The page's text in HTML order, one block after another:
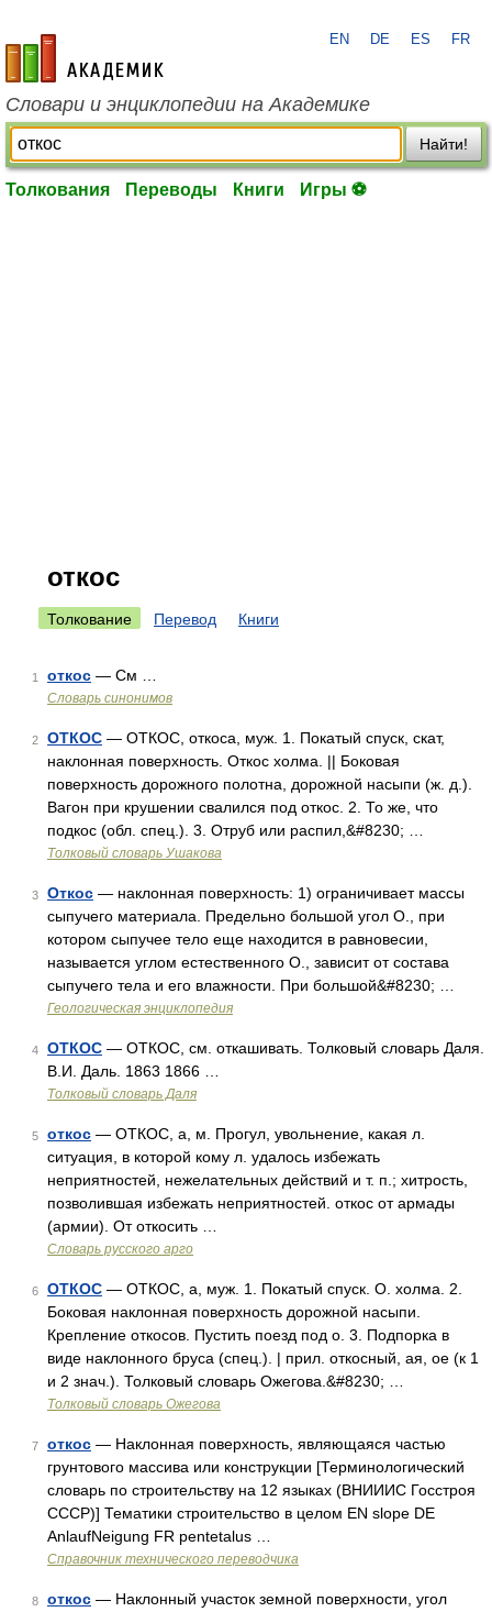
academic.ru
EN DE ES FR
Словари и энциклопедии на Академике
Найти!
Толкования Переводы Книги Игры ⚽
откос
Толкование Перевод Книги
1 откос — См …
Словарь синонимов
2 ОТКОС — ОТКОС, откоса, муж. 1. Покатый спуск, скат,
наклонная поверхность. Откос холма. || Боковая
поверхность дорожного полотна, дорожной насыпи (ж. д.).
Вагон при крушении свалился под откос. 2. То же, что
подкос (обл. спец.). 3. Отруб или распил,&#8230; …
Толковый словарь Ушакова
3 Откос — наклонная поверхность: 1) ограничивает массы
сыпучего материала. Предельно большой угол О., при
котором сыпучее тело еще находится в равновесии,
называется углом естественного О., зависит от состава
сыпучего тела и его влажности. При большой&#8230; …
Геологическая энциклопедия
4 ОТКОС — ОТКОС, см. откашивать. Толковый словарь Даля.
В.И. Даль. 1863 1866 …
Толковый словарь Даля
5 откос — ОТКОС, а, м. Прогул, увольнение, какая л.
ситуация, в которой кому л. удалось избежать
неприятностей, нежелательных действий и т. п.; хитрость,
позволившая избежать неприятностей. откос от армады
(армии). От откосить …
Словарь русского арго
6 ОТКОС — ОТКОС, а, муж. 1. Покатый спуск. О. холма. 2.
Боковая наклонная поверхность дорожной насыпи.
Крепление откосов. Пустить поезд под о. 3. Подпорка в
виде наклонного бруса (спец.). | прил. откосный, ая, ое (к 1
и 2 знач.). Толковый словарь Ожегова.&#8230; …
Толковый словарь Ожегова
7 откос — Наклонная поверхность, являющаяся частью
грунтового массива или конструкции [Терминологический
словарь по строительству на 12 языках (ВНИИИС Госстроя
СССР)] Тематики строительство в целом EN slope DE
AnlaufNeigung FR pentetalus …
Справочник технического переводчика
8 откос — Наклонный участок земной поверхности, угол